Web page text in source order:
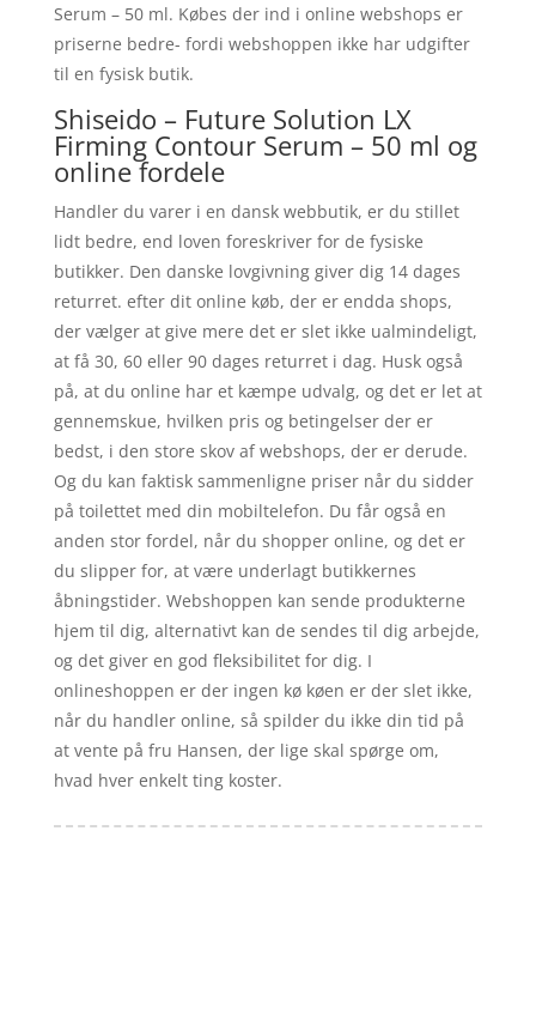
Serum – 50 ml. Købes der ind i online webshops er
priserne bedre- fordi webshoppen ikke har udgifter
til en fysisk butik.
Shiseido – Future Solution LX
Firming Contour Serum – 50 ml og
online fordele
Handler du varer i en dansk webbutik, er du stillet
lidt bedre, end loven foreskriver for de fysiske
butikker. Den danske lovgivning giver dig 14 dages
returret. efter dit online køb, der er endda shops,
der vælger at give mere det er slet ikke ualmindeligt,
at få 30, 60 eller 90 dages returret i dag. Husk også
på, at du online har et kæmpe udvalg, og det er let at
gennemskue, hvilken pris og betingelser der er
bedst, i den store skov af webshops, der er derude.
Og du kan faktisk sammenligne priser når du sidder
på toilettet med din mobiltelefon. Du får også en
anden stor fordel, når du shopper online, og det er
du slipper for, at være underlagt butikkernes
åbningstider. Webshoppen kan sende produkterne
hjem til dig, alternativt kan de sendes til dig arbejde,
og det giver en god fleksibilitet for dig. I
onlineshoppen er der ingen kø køen er der slet ikke,
når du handler online, så spilder du ikke din tid på
at vente på fru Hansen, der lige skal spørge om,
hvad hver enkelt ting koster.